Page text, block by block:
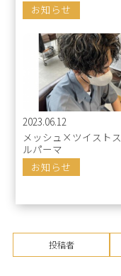
お知らせ
2023.06.12
メッシュ×ツイスト
ルパーマ
お知らせ
投稿者